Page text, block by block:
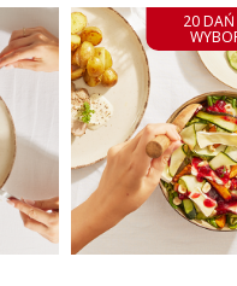
20